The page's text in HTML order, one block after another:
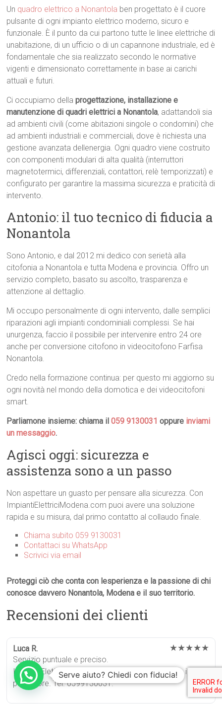
Un quadro elettrico a Nonantola ben progettato è il cuore
pulsante di ogni impianto elettrico moderno, sicuro e
funzionale. È il punto da cui partono tutte le linee elettriche di
unabitazione, di un ufficio o di un capannone industriale, ed è
fondamentale che sia realizzato secondo le normative
vigenti e dimensionato correttamente in base ai carichi
attuali e futuri.
Ci occupiamo dellaprogettazione, installazione e
manutenzione di quadri elettrici a Nonantola, adattandoli sia
ad ambienti civili (come abitazioni singole o condomini) che
ad ambienti industriali e commerciali, dove è richiesta una
gestione avanzata dellenergia. Ogni quadro viene costruito
con componenti modulari di alta qualità (interruttori
magnetotermici, differenziali, contattori, relè temporizzati) e
configurato per garantire la massima sicurezza e praticità di
intervento.
Antonio: il tuo tecnico di fiducia a
Nonantola
Sono Antonio, e dal 2012 mi dedico con serietà alla
citofonia a Nonantola e tutta Modena e provincia. Offro un
servizio completo, basato su ascolto, trasparenza e
attenzione al dettaglio.
Mi occupo personalmente di ogni intervento, dalle semplici
riparazioni agli impianti condominiali complessi. Se hai
unurgenza, faccio il possibile per intervenire entro 24 ore
anche per conversione citofono in videocitofono Farfisa
Nonantola.
Credo nella formazione continua: per questo mi aggiorno su
ogni novità nel mondo della domotica e dei videocitofoni
smart.
Parliamone insieme: chiama il059 9130031 oppure inviami
un messaggio.
Agisci oggi: sicurezza e
assistenza sono a un passo
Non aspettare un guasto per pensare alla sicurezza. Con
ImpiantiElettriciModena.com puoi avere una soluzione
rapida e su misura, dal primo contatto al collaudo finale.
Chiama subito 059 9130031
Contattaci su WhatsApp
Scrivici via email
Proteggi ciò che conta con lesperienza e la passione di chi
conosce davvero Nonantola, Modena e il suo territorio.
Recensioni dei clienti
Luca R. ★★★★★
Servizio puntuale e preciso.
ImpiantiElettriciModena.com ha risolto un guasto in
poche ore. Tel. 0599130031.
Serve aiuto? Chiedi con fiducia!